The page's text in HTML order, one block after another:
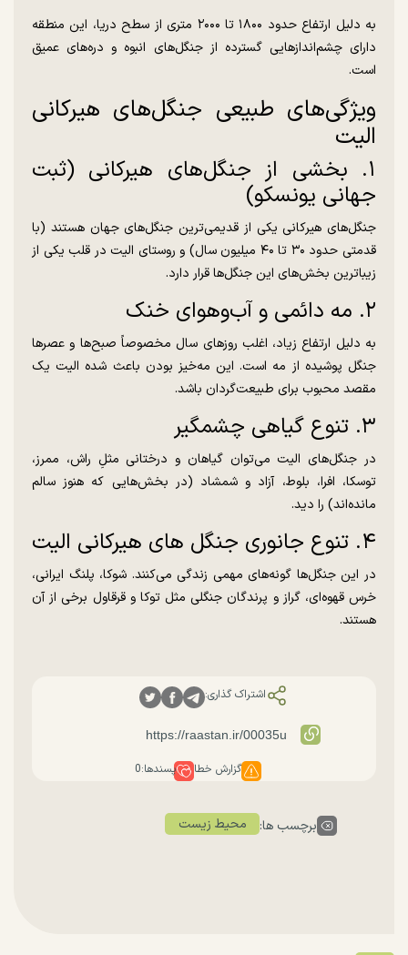
به دلیل ارتفاع حدود ۱۸۰۰ تا ۲۰۰۰ متری از سطح دریا، این منطقه
دارای چشم‌انداز‌هایی گسترده از جنگل‌های انبوه و دره‌های عمیق
است.
ویژگی‌های طبیعی جنگل‌های هیرکانی
الیت
۱. بخشی از جنگل‌های هیرکانی (ثبت
جهانی یونسکو)
جنگل‌های هیرکانی یکی از قدیمی‌ترین جنگل‌های جهان هستند (با
قدمتی حدود ۳۰ تا ۴۰ میلیون سال) و روستای الیت در قلب یکی از
زیباترین بخش‌های این جنگل‌ها قرار دارد.
۲. مه دائمی و آب‌و‌هوای خنک
به دلیل ارتفاع زیاد، اغلب روز‌های سال مخصوصاً صبح‌ها و عصر‌ها
جنگل پوشیده از مه است. این مه‌خیز بودن باعث شده الیت یک
مقصد محبوب برای طبیعت‌گردان باشد.
۳. تنوع گیاهی چشمگیر
در جنگل‌های الیت می‌توان گیاهان و درختانی مثلِ راش، ممرز،
توسکا، افرا، بلوط، آزاد و شمشاد (در بخش‌هایی که هنوز سالم
مانده‌اند) را دید.
۴. تنوع جانوری جنگل های هیرکانی الیت
در این جنگل‌ها گونه‌های مهمی زندگی می‌کنند. شوکا، پلنگ ایرانی،
خرس قهوه‌ای، گراز و پرندگان جنگلی مثل توکا و قرقاول برخی از آن
هستند.
اشتراک گذاری:
گزارش خطا پسندها:0
برچسب ها: محیط زیست